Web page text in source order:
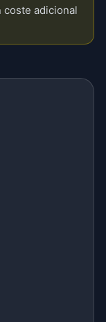
coste adicional